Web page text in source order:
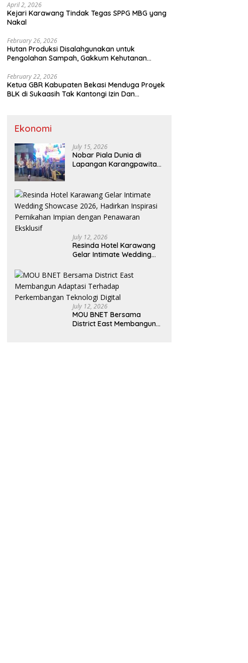
April 2, 2026
Kejari Karawang Tindak Tegas SPPG MBG yang
Nakal
February 26, 2026
Hutan Produksi Disalahgunakan untuk
Pengolahan Sampah, Gakkum Kehutanan
February 22, 2026
Ketua GBR Kabupaten Bekasi Menduga Proyek
BLK di Sukaasih Tak Kantongi Izin Dan
Ekonomi
July 15, 2026
Nobar Piala Dunia di
Lapangan Karangpawitan
Juta
July 12, 2026
Resinda Hotel Karawang
Gelar Intimate Wedding
Inspirasi Pernikahan
Impian dengan Penawaran
Eksklusif
July 12, 2026
MOU BNET Bersama
District East Membangun